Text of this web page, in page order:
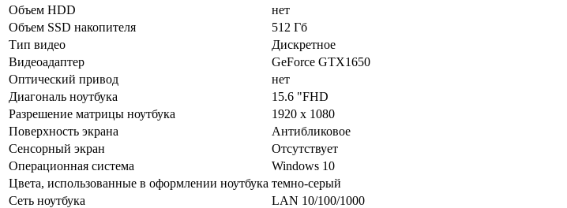
Объем HDD
нет
Объем SSD накопителя
512 Гб
Тип видео
Дискретное
Видеоадаптер
GeForce GTX1650
Оптический привод
нет
Диагональ ноутбука
15.6 "FHD
Разрешение матрицы ноутбука
1920 x 1080
Поверхность экрана
Антибликовое
Сенсорный экран
Отсутствует
Операционная система
Windows 10
Цвета, использованные в оформлении ноутбука темно-cерый
Сеть ноутбука
LAN 10/­100/­1000